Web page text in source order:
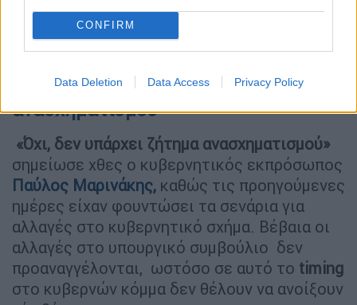
CONFIRM
Data Deletion Data Access Privacy Policy
πως ένα 36% ζητά «πολιτική σταθερότητα»
και σε αυτό το κοινό θα επιχειρήσουν να
μιλήσουν το επόμενο διάστημα.
«Φρένο» στα σενάρια
ανασχηματισμού
«Όχι, δεν υπάρχει ζήτημα ανασχηματισμού»
σημείωσε χθες ο κυβερνητικός εκπρόσωπος
Παύλος Μαρινάκης, καθώς τις προηγούμενες
ημέρες είχαν φουντώσει τα σενάρια για
αλλαγές στο κυβερνητικό σχήμα. Βέβαια οι
αλλαγές στο υπουργικό συμβούλιο δεν
προαναγγέλονται, ωστόσο σε αυτό το timing
στο κυβερνών κόμμα δεν θέλουν να ανοίξουν